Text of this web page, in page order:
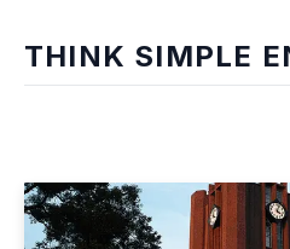
THINK SIMPLE